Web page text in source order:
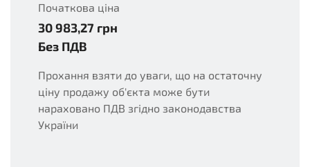
Початкова ціна
30 983,27 грн
Без ПДВ
Прохання взяти до уваги, що на остаточну
ціну продажу об'єкта може бути
нараховано ПДВ згідно законодавства
України